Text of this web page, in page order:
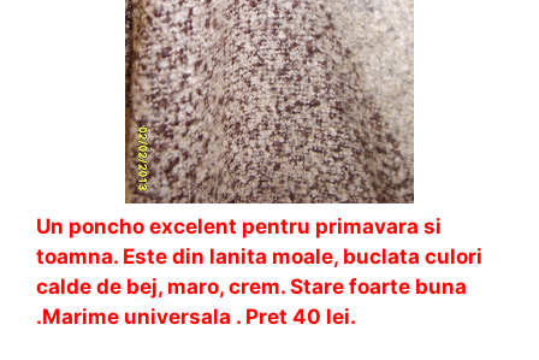
Un poncho excelent pentru primavara si
toamna. Este din lanita moale, buclata culori
calde de bej, maro, crem. Stare foarte buna
.Marime universala . Pret 40 lei.